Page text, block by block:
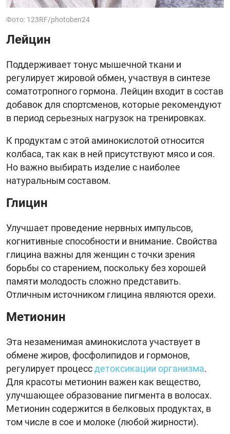
Фото: 123RF/photoben24
Лейцин
Поддерживает тонус мышечной ткани и
регулирует жировой обмен, участвуя в синтезе
соматотропного гормона. Лейцин входит в состав
добавок для спортсменов, которые рекомендуют
в период серьезных нагрузок на тренировках.
К продуктам с этой аминокислотой относится
колбаса, так как в ней присутствуют мясо и соя.
Но важно выбирать изделие с наиболее
натуральным составом.
Глицин
Улучшает проведение нервных импульсов,
когнитивные способности и внимание. Свойства
глицина важны для женщин с точки зрения
борьбы со старением, поскольку без хорошей
памяти молодость сложно представить.
Отличным источником глицина являются орехи.
Метионин
Эта незаменимая аминокислота участвует в
обмене жиров, фосфолипидов и гормонов,
регулирует процессдетоксикации организма.
Для красоты метионин важен как вещество,
улучшающее образование пигмента в волосах.
Метионин содержится в белковых продуктах, в
том числе в сое и молоке (любой жирности).